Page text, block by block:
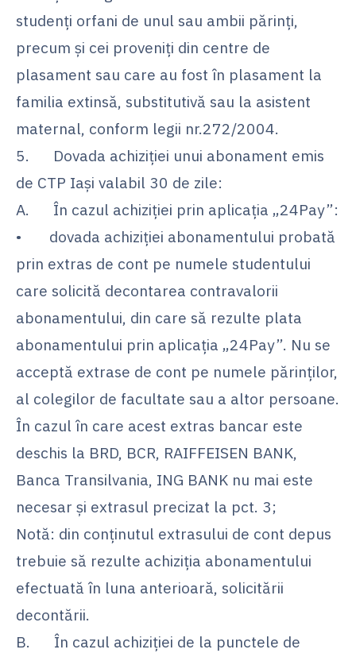
studenți orfani de unul sau ambii părinți,
precum și cei proveniți din centre de
plasament sau care au fost în plasament la
familia extinsă, substitutivă sau la asistent
maternal, conform legii nr.272/2004.
5. Dovada achiziției unui abonament emis
de CTP Iași valabil 30 de zile:
A. În cazul achiziției prin aplicația „24Pay”:
• dovada achiziției abonamentului probată
prin extras de cont pe numele studentului
care solicită decontarea contravalorii
abonamentului, din care să rezulte plata
abonamentului prin aplicația „24Pay”. Nu se
acceptă extrase de cont pe numele părinților,
al colegilor de facultate sau a altor persoane.
În cazul în care acest extras bancar este
deschis la BRD, BCR, RAIFFEISEN BANK,
Banca Transilvania, ING BANK nu mai este
necesar și extrasul precizat la pct. 3;
Notă: din conținutul extrasului de cont depus
trebuie să rezulte achiziția abonamentului
efectuată în luna anterioară, solicitării
decontării.
B. În cazul achiziției de la punctele de